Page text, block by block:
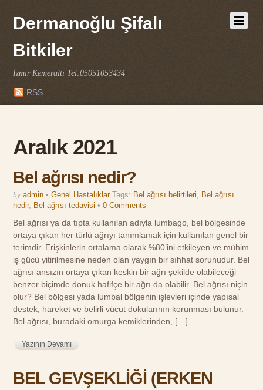
Dermanoğlu Şifalı
Bitkiler
İzmir Kemeraltı Tel:05051053434
RSS
Aralık 2021
Bel ağrısı nedir?
by admin • Genel Hastalıklar Tags: Bel ağrısı belirtileri, Bel ağrısı
nedir, Bel ağrısı tedavisi •0 Comments
Bel ağrısı ya da tıpta kullanılan adıyla lumbago, bel bölgesinde
ortaya çıkan her türlü ağrıyı tanımlamak için kullanılan genel bir
terimdir. Erişkinlerin ortalama olarak %80’ini etkileyen ve mühim
iş gücü yitirilmesine neden olan yaygın bir sıhhat sorunudur. Bel
ağrısı ansızın ortaya çıkan keskin bir ağrı şekilde olabileceği
benzer biçimde donuk hafifçe bir ağrı da olabilir. Bel ağrısı niçin
olur? Bel bölgesi yada lumbal bölgenin işlevleri içinde yapısal
destek, hareket ve belirli vücut dokularının korunması bulunur.
Bel ağrısı, buradaki omurga kemiklerinden, […]
Yazının Devamı
BEL GEVŞEKLİĞİ (ERKEN